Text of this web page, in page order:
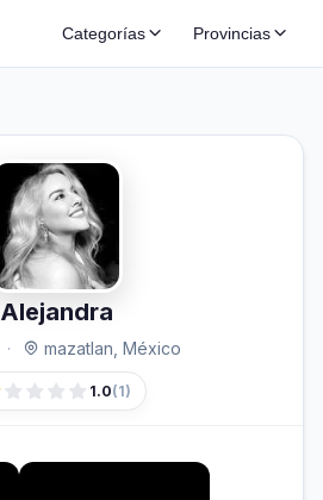
Categorías Provincias
Alejandra
· mazatlan, México
1.0(1)